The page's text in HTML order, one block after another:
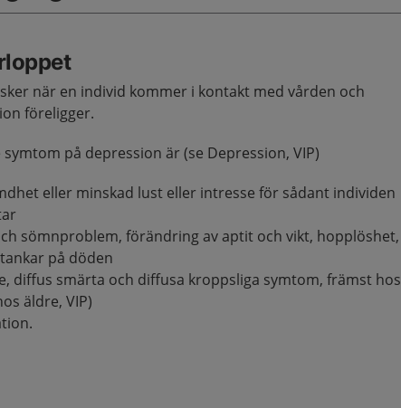
när en individ kommer i kontakt med vården och
föreligger.
på depression är (se Depression, VIP)
eller minskad lust eller intresse för sådant individen
sömnproblem, förändring av aptit och vikt, hopplöshet,
på döden
diffus smärta och diffusa kroppsliga symtom, främst hos
äldre, VIP)